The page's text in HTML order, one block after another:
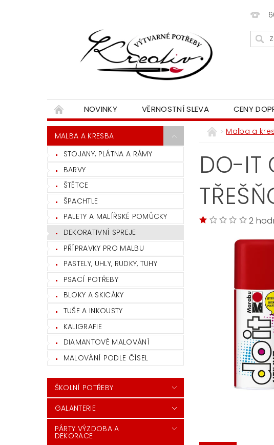
NOVINKY VĚRNOSTNÍ SLEVA CENY
MALBA A KRESBA
STOJANY, PLÁTNA A RÁMY
BARVY
ŠTĚTCE
ŠPACHTLE
PALETY A MALÍŘSKÉ POMŮCKY
DEKORATIVNÍ SPREJE
PŘÍPRAVKY PRO MALBU
PASTELY, UHLY, RUDKY, TUHY
PSACÍ POTŘEBY
BLOKY A SKICÁKY
TUŠE A INKOUSTY
KALIGRAFIE
DIAMANTOVÉ MALOVÁNÍ
MALOVÁNÍ PODLE ČÍSEL
ŠKOLNÍ POTŘEBY
GALANTERIE
PÁRTY VÝZDOBA A
DEKORACE
Malba a
DO-IT
2